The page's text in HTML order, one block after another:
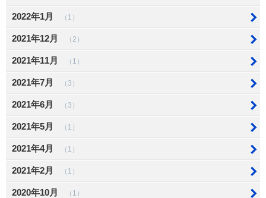
2022年1月 （1）
2021年12月 （2）
2021年11月 （1）
2021年7月 （3）
2021年6月 （3）
2021年5月 （1）
2021年4月 （1）
2021年2月 （1）
2020年10月 （1）